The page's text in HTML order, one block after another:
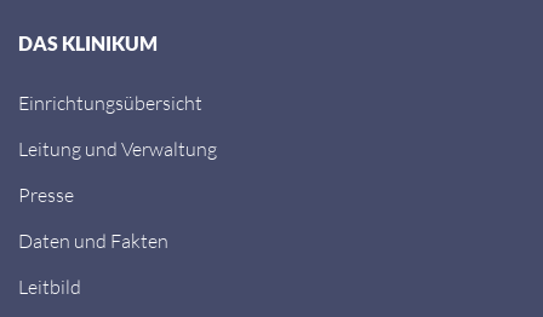
DAS KLINIKUM
Einrichtungsübersicht
Leitung und Verwaltung
Presse
Daten und Fakten
Leitbild